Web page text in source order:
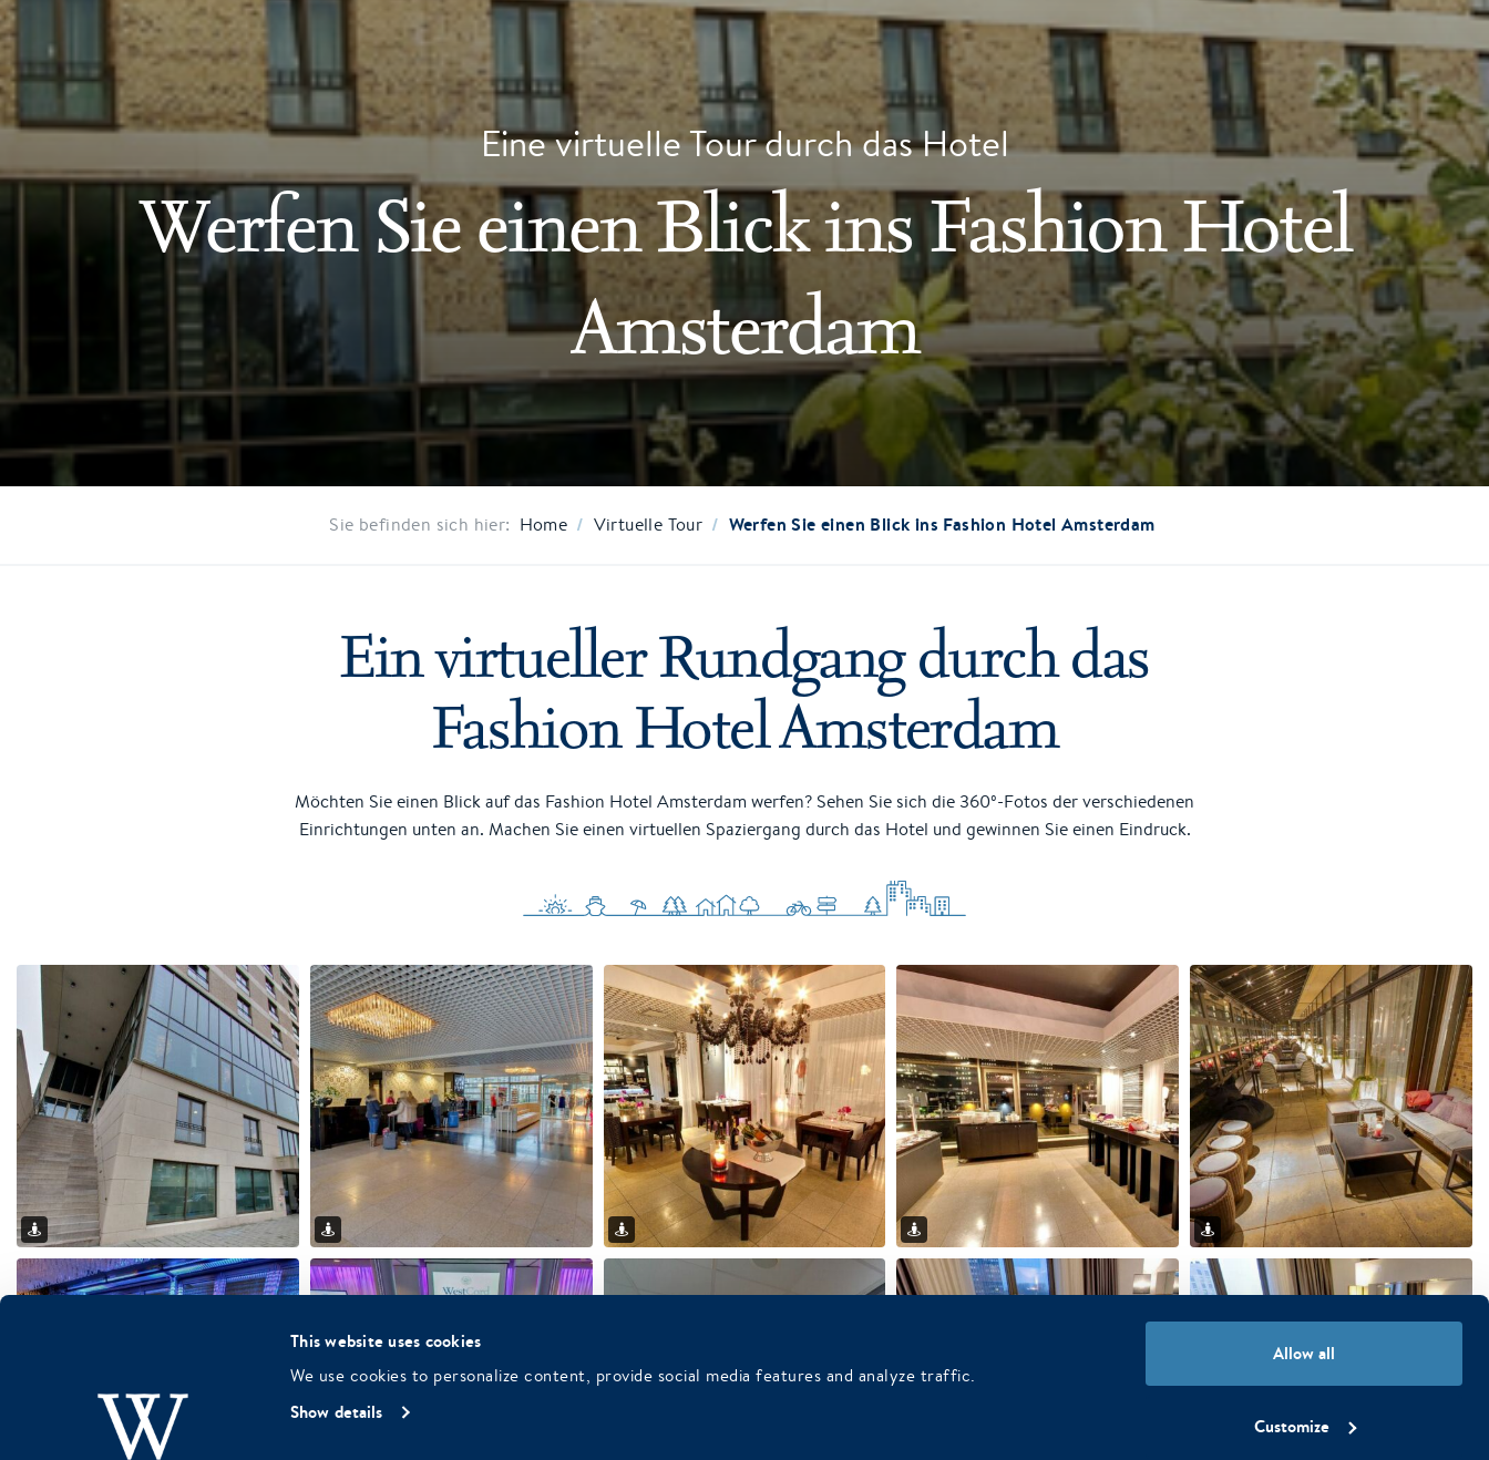
This website uses cookies
We use cookies to personalize content, provide social media features and analyze traffic.
Show details
Allow all
Customize
Eine virtuelle Tour durch das Hotel
Werfen Sie einen Blick ins Fashion Hotel
Amsterdam
Sie befinden sich hier: Home / Virtuelle Tour / Werfen Sie einen Blick ins Fashion Hotel Amsterdam
Ein virtueller Rundgang durch das
Fashion Hotel Amsterdam
Möchten Sie einen Blick auf das Fashion Hotel Amsterdam werfen? Sehen Sie sich die 360º-Fotos der verschiedenen
Einrichtungen unten an. Machen Sie einen virtuellen Spaziergang durch das Hotel und gewinnen Sie einen Eindruck.